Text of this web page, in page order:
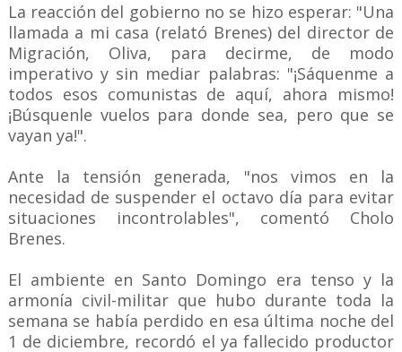
La reacción del gobierno no se hizo esperar: "Una
llamada a mi casa (relató Brenes) del director de
Migración, Oliva, para decirme, de modo
imperativo y sin mediar palabras: "¡Sáquenme a
todos esos comunistas de aquí, ahora mismo!
¡Búsquenle vuelos para donde sea, pero que se
vayan ya!".
Ante la tensión generada, "nos vimos en la
necesidad de suspender el octavo día para evitar
situaciones incontrolables", comentó Cholo
Brenes.
El ambiente en Santo Domingo era tenso y la
armonía civil-militar que hubo durante toda la
semana se había perdido en esa última noche del
1 de diciembre, recordó el ya fallecido productor